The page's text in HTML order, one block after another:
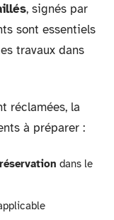
, signés par
sont essentiels
travaux dans
réclamées, la
à préparer :
dans le